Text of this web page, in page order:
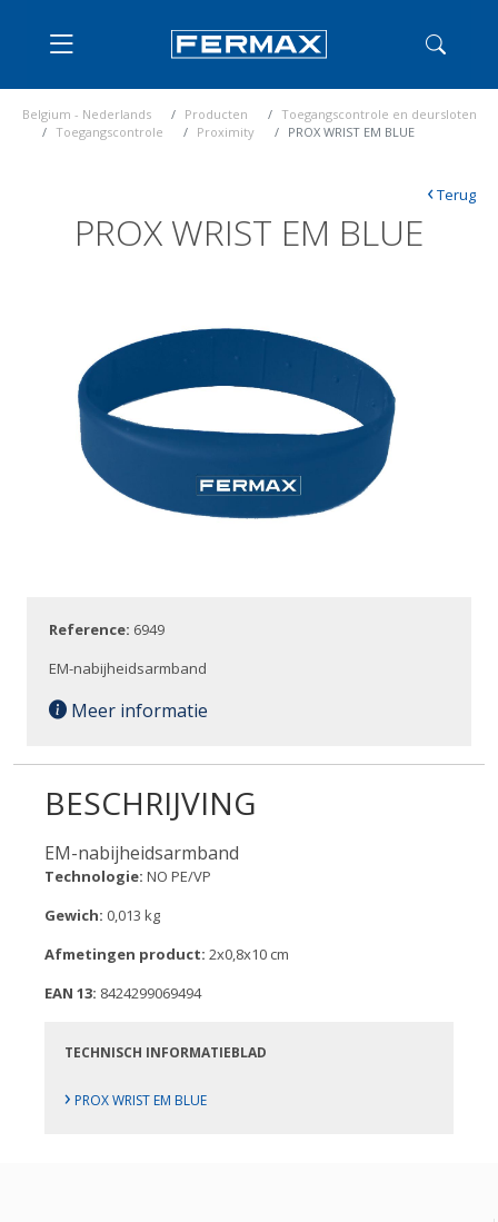
Belgium - Nederlands Producten
Toegangscontrole en deursloten
Toegangscontrole
Proximity PROX WRIST EM BLUE
PROX WRIST EM BLUE
‹Terug
Reference: 6949
EM-nabijheidsarmband
Meer informatie
BESCHRIJVING
EM-nabijheidsarmband
Technologie: NO PE/VP
Gewich: 0,013 kg
Afmetingen product: 2x0,8x10 cm
EAN 13: 8424299069494
TECHNISCH INFORMATIEBLAD
› PROX WRIST EM BLUE